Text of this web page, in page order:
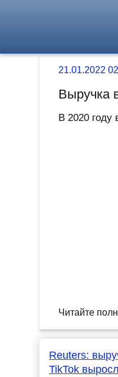
21.01.2022
Выручка
В 2020 году
Читайте
Reuters:
TikTok